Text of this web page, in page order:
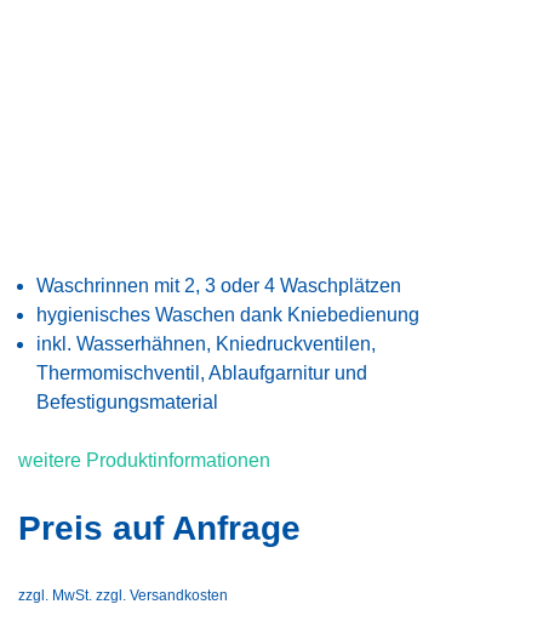
Waschrinnen mit 2, 3 oder 4 Waschplätzen
hygienisches Waschen dank Kniebedienung
inkl. Wasserhähnen, Kniedruckventilen,
Thermomischventil, Ablaufgarnitur und
Befestigungsmaterial
weitere Produktinformationen
Preis auf Anfrage
zzgl. MwSt. zzgl. Versandkosten